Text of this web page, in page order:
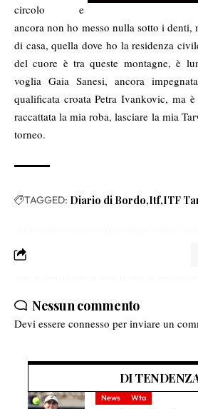
circolo e
ancora non ho messo nulla sotto i denti,
di casa, quella dove ho la residenza
del cuore è tra queste montagne, è
voglia Gaia Sanesi, ancora
qualificata croata Petra Ivankovic, ma
raccattata la mia roba, lasciare la mia
torneo.
TAGGED: Diario di Bordo Itf ITF
Nessun commento
Devi essere connesso per inviare un
DI
News Wta